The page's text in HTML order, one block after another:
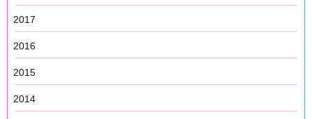
2017
2016
2015
2014